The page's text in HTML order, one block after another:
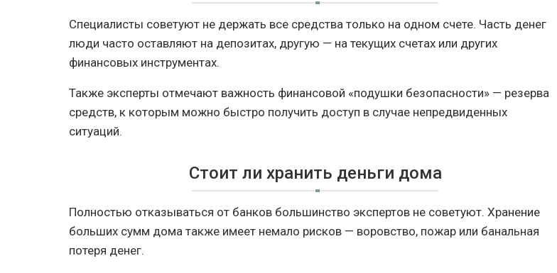
Специалисты советуют не держать все средства только на одном счете. Часть денег
люди часто оставляют на депозитах, другую — на текущих счетах или других
финансовых инструментах.
Также эксперты отмечают важность финансовой «подушки безопасности» — резерва
средств, к которым можно быстро получить доступ в случае непредвиденных
ситуаций.
Стоит ли хранить деньги дома
Полностью отказываться от банков большинство экспертов не советуют. Хранение
больших сумм дома также имеет немало рисков — воровство, пожар или банальная
потеря денег.